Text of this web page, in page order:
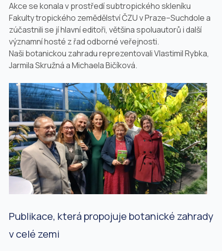
Akce se konala v prostředí subtropického skleníku
Fakulty tropického zemědělství ČZU v Praze–Suchdole a
zúčastnili se jí hlavní editoři, většina spoluautorů i další
významní hosté z řad odborné veřejnosti.
Naši botanickou zahradu reprezentovali Vlastimil Rybka,
Jarmila Skružná a Michaela Bičíková.
Publikace, která propojuje botanické zahrady
v celé zemi